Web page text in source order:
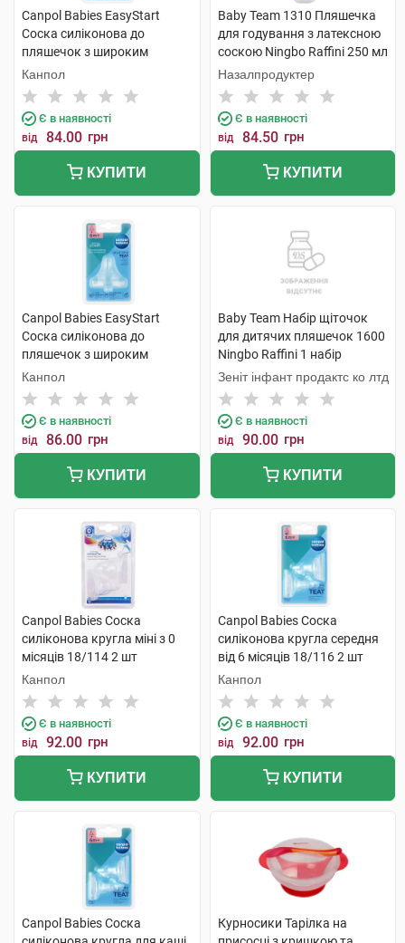
Canpol Babies EasyStart
Соска силіконова до
пляшечок з широким
отвором швидка від 12
місяців 21/722 1 шт
Канпол
Є в наявності
від 84.00 грн
КУПИТИ
Baby Team 1310 Пляшечка
для годування з латексною
соскою Ningbo Raffini 250 мл
1 шт
Назалпродуктер
Є в наявності
від 84.50 грн
КУПИТИ
Canpol Babies EasyStart
Соска силіконова до
пляшечок з широким
отвором для каші від 6
місяців 21/723 1 шт
Канпол
Є в наявності
від 86.00 грн
КУПИТИ
Baby Team Набір щіточок
для дитячих пляшечок 1600
Ningbo Raffini 1 набір
Зеніт інфант продактс ко лтд
Є в наявності
від 90.00 грн
КУПИТИ
Canpol Babies Соска
силіконова кругла міні з 0
місяців 18/114 2 шт
Канпол
Є в наявності
від 92.00 грн
КУПИТИ
Canpol Babies Соска
силіконова кругла середня
від 6 місяців 18/116 2 шт
Канпол
Є в наявності
від 92.00 грн
КУПИТИ
Canpol Babies Соска
Курносики Тарілка на